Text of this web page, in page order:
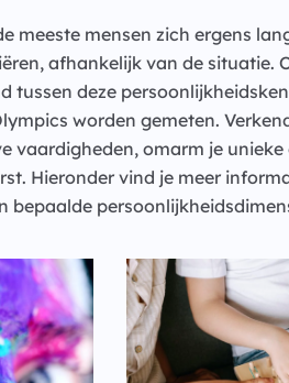
meeste mensen zich ergens
afhankelijk van de situatie.
tussen deze
worden gemeten.
vaardigheden, omarm je unieke
Hieronder vind je meer
bepaalde